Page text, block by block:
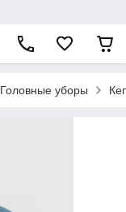
Головные уборы